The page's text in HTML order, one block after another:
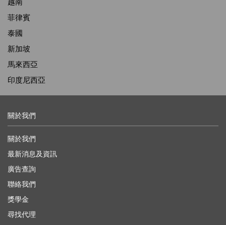
越南
菲律賓
泰國
新加坡
馬來西亞
印度尼西亞
關於我們
關於我們
最新消息及資訊
廣告查詢
聯絡我們
獎學金
尋找代理